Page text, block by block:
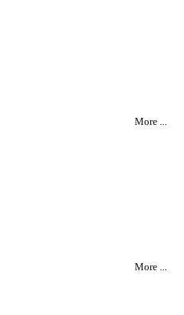
More ...
More ...